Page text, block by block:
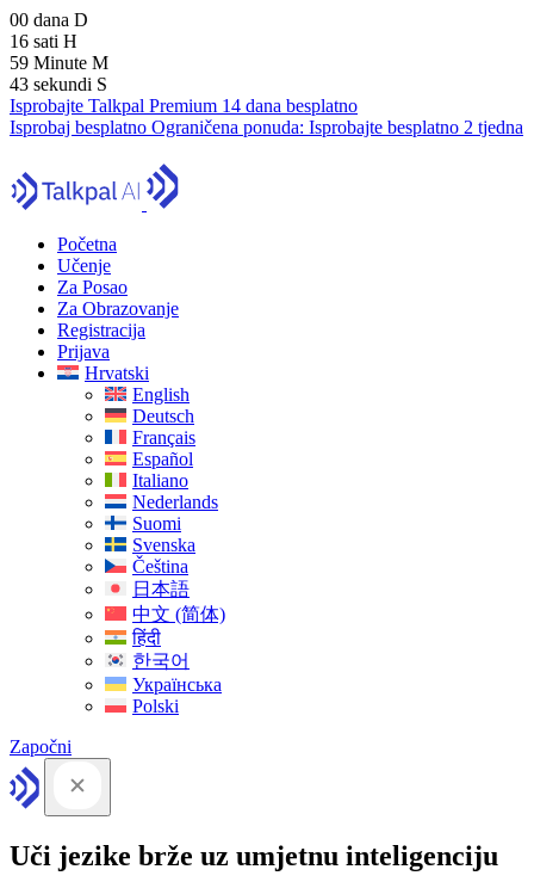
00 dana D
16 sati H
59 Minute M
41 sekundi S
Isprobajte Talkpal Premium 14 dana besplatno
Isprobaj besplatno Ograničena ponuda: Isprobajte besplatno 2 tjedna
Početna
Učenje
Za Posao
Za Obrazovanje
Registracija
Prijava
Hrvatski
English
Deutsch
Français
Español
Italiano
Nederlands
Suomi
Svenska
Čeština
日本語
中文 (简体)
हिंदी
한국어
Українська
Polski
Započni
Uči jezike brže uz umjetnu inteligenciju